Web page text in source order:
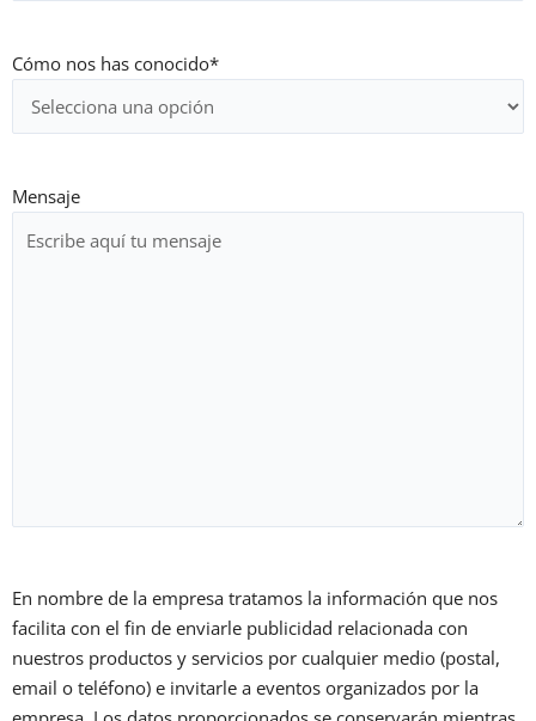
Cómo nos has conocido*
Mensaje
Consentimiento*
En nombre de la empresa tratamos la información que nos
facilita con el fin de enviarle publicidad relacionada con
nuestros productos y servicios por cualquier medio (postal,
email o teléfono) e invitarle a eventos organizados por la